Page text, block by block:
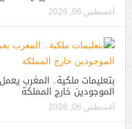
أغسطس 06, 2026
بتعليمات ملكية.. المغرب
الموجودين خارج المملكة
أغسطس 06, 2026